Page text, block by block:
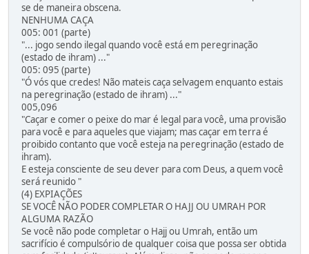
se de maneira obscena.
NENHUMA CAÇA
005: 001 (parte)
"... jogo sendo ilegal quando você está em peregrinação
(estado de ihram) ..."
005: 095 (parte)
"Ó vós que credes! Não mateis caça selvagem enquanto estais
na peregrinação (estado de ihram) ..."
005,096
"Caçar e comer o peixe do mar é legal para você, uma provisão
para você e para aqueles que viajam; mas caçar em terra é
proibido contanto que você esteja na peregrinação (estado de
ihram).
E esteja consciente de seu dever para com Deus, a quem você
será reunido "
(4) EXPIAÇÕES
SE VOCÊ NÃO PODER COMPLETAR O HAJJ OU UMRAH POR
ALGUMA RAZÃO
Se você não pode completar o Hajj ou Umrah, então um
sacrifício é compulsório de qualquer coisa que possa ser obtida